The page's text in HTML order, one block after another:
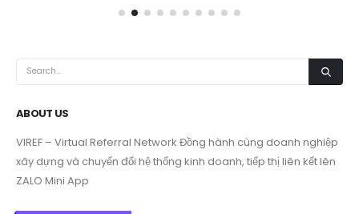
ABOUT US
VIREF – Virtual Referral Network Đồng hành cùng doanh nghiệp
xây dựng và chuyển đổi hệ thống kinh doanh, tiếp thị liên kết lên
ZALO Mini App